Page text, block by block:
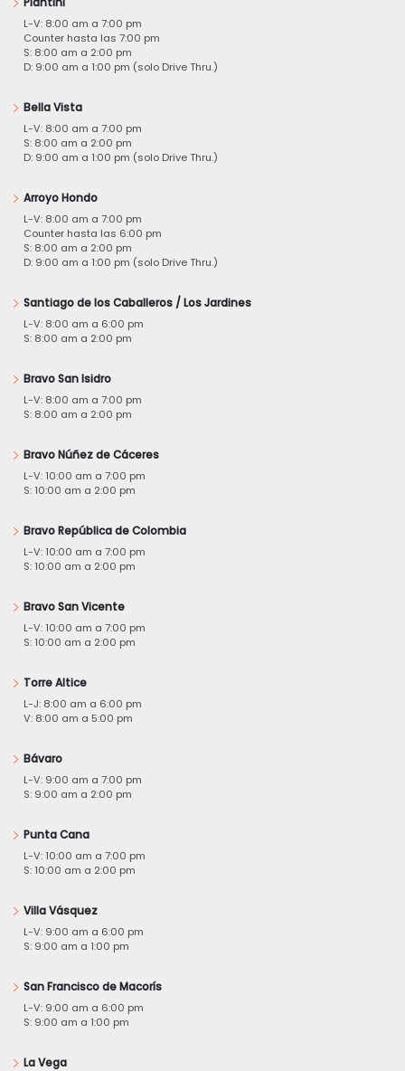
L-V: 8:00 am a 7:00 pm
Counter hasta las 7:00 pm
S: 8:00 am a 2:00 pm
D: 9:00 am a 1:00 pm (solo Drive Thru.)
Bella Vista
L-V: 8:00 am a 7:00 pm
S: 8:00 am a 2:00 pm
D: 9:00 am a 1:00 pm (solo Drive Thru.)
Arroyo Hondo
L-V: 8:00 am a 7:00 pm
Counter hasta las 6:00 pm
S: 8:00 am a 2:00 pm
D: 9:00 am a 1:00 pm (solo Drive Thru.)
Santiago de los Caballeros / Los Jardines
L-V: 8:00 am a 6:00 pm
S: 8:00 am a 2:00 pm
Bravo San Isidro
L-V: 8:00 am a 7:00 pm
S: 8:00 am a 2:00 pm
Bravo Núñez de Cáceres
L-V: 10:00 am a 7:00 pm
S: 10:00 am a 2:00 pm
Bravo República de Colombia
L-V: 10:00 am a 7:00 pm
S: 10:00 am a 2:00 pm
Bravo San Vicente
L-V: 10:00 am a 7:00 pm
S: 10:00 am a 2:00 pm
Torre Altice
L-J: 8:00 am a 6:00 pm
V: 8:00 am a 5:00 pm
Bávaro
L-V: 9:00 am a 7:00 pm
S: 9:00 am a 2:00 pm
Punta Cana
L-V: 10:00 am a 7:00 pm
S: 10:00 am a 2:00 pm
Villa Vásquez
L-V: 9:00 am a 6:00 pm
S: 9:00 am a 1:00 pm
San Francisco de Macorís
L-V: 9:00 am a 6:00 pm
S: 9:00 am a 1:00 pm
La Vega